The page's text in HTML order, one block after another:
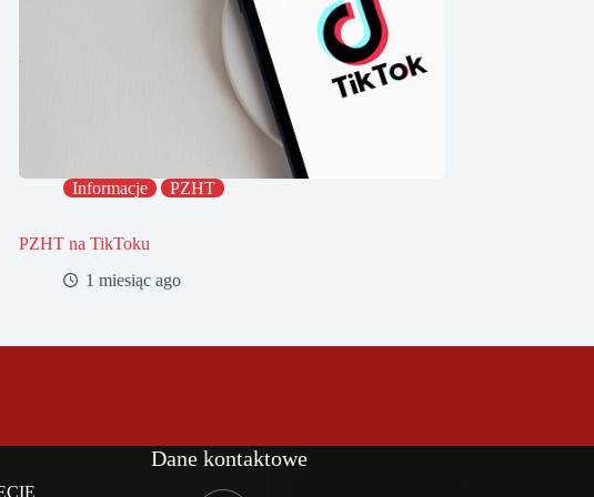
Informacje PZHT
PZHT na TikToku
1 miesiąc ago
Dane kontaktowe